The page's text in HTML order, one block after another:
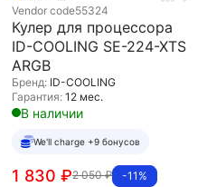
Vendor code55324
Кулер для процессора
ID-COOLING SE-224-XTS
ARGB
Бренд: ID-COOLING
Гарантия: 12 мес.
В наличии
We'll charge +9 бонусов
-11%
2 050₽
1 830 ₽